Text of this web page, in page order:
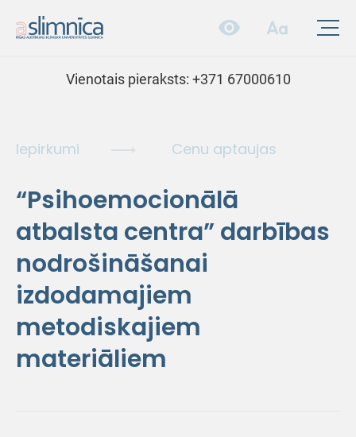
Vienotais pieraksts: +371 67000610
Iepirkumi Cenu aptaujas
“Psihoemocionālā
atbalsta centra” darbības
nodrošināšanai
izdodamajiem
metodiskajiem
materiāliem